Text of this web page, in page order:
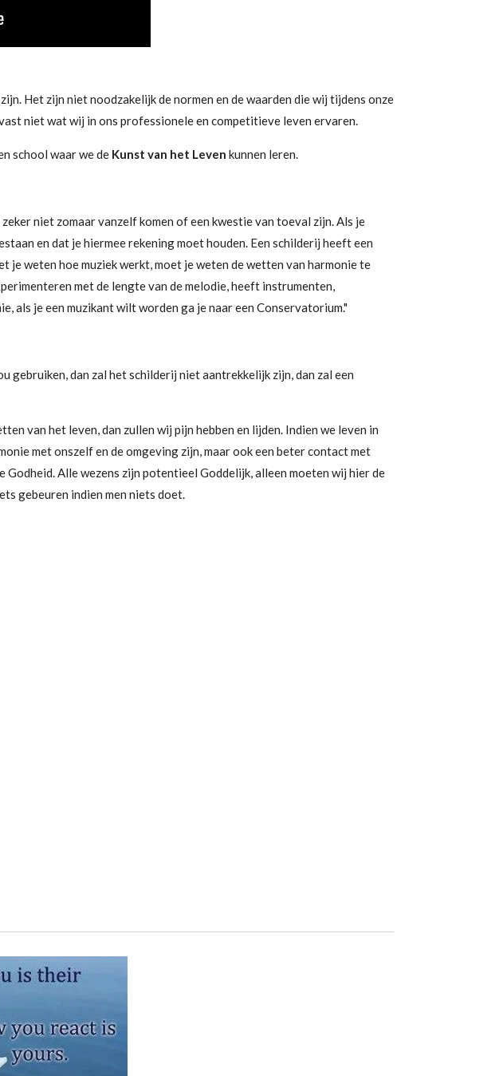
Het zijn niet noodzakelijk de normen en de waarden die wij tijdens onze
niet wat wij in ons professionele en competitieve leven ervaren.
school waar we de Kunst van het Leven kunnen leren.
niet zomaar vanzelf komen of een kwestie van toeval zijn. Als je
en dat je hiermee rekening moet houden. Een schilderij heeft een
je weten hoe muziek werkt, moet je weten de wetten van harmonie te
met de lengte van de melodie, heeft instrumenten,
als je een muzikant wilt worden ga je naar een Conservatorium."
gebruiken, dan zal het schilderij niet aantrekkelijk zijn, dan zal een
van het leven, dan zullen wij pijn hebben en lijden. Indien we leven in
met onszelf en de omgeving zijn, maar ook een beter contact met
Alle wezens zijn potentieel Goddelijk, alleen moeten wij hier de
gebeuren indien men niets doet.